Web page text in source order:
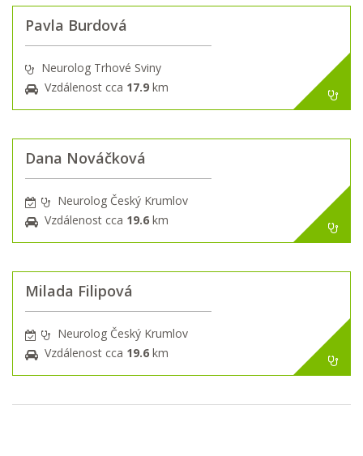
Pavla Burdová
Neurolog Trhové Sviny
Vzdálenost cca 17.9 km
Dana Nováčková
Neurolog Český Krumlov
Vzdálenost cca 19.6 km
Milada Filipová
Neurolog Český Krumlov
Vzdálenost cca 19.6 km